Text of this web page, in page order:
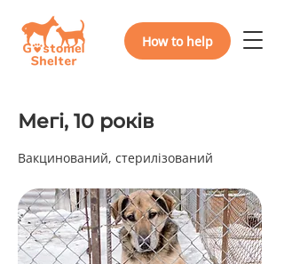
How to help
Мегі, 10 років
Вакцинований, стерилізований